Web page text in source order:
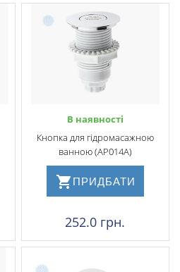
В наявності
Кнопка для гідромасажною
ванною (АР014А)
ПРИДБАТИ
252.0 грн.